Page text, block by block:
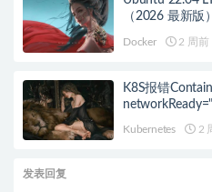
（2026 最新版）
Docker 2 周前
K8S报错
Kubernetes 2
发表回复